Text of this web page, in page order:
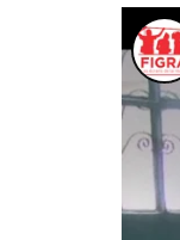
Lecteur
vidéo